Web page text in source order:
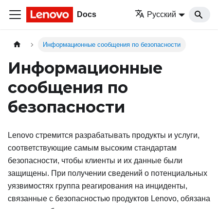
Docs Русский
Информационные сообщения по безопасности
Информационные
сообщения по
безопасности
Lenovo стремится разрабатывать продукты и услуги,
соответствующие самым высоким стандартам
безопасности, чтобы клиенты и их данные были
защищены. При получении сведений о потенциальных
уязвимостях группа реагирования на инциденты,
связанные с безопасностью продуктов Lenovo, обязана